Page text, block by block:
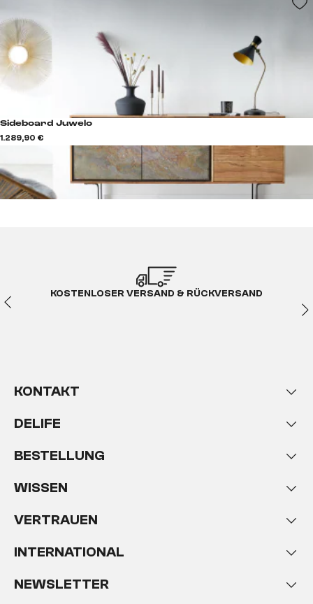
Sideboard Juwelo
1.289,90 €
KOSTENLOSER VERSAND & RÜCKVERSAND
KONTAKT
DELIFE
BESTELLUNG
WISSEN
VERTRAUEN
INTERNATIONAL
NEWSLETTER